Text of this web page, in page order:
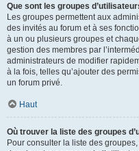
Que sont les groupes
Les groupes permettent aux
des invités au forum et à ses
à un ou plusieurs groupes et
gestion des membres par
administrateurs de modifier
à la fois, telles qu’ajouter des
un forum privé.
Haut
Où trouver la liste des groupes
Pour consulter la liste des